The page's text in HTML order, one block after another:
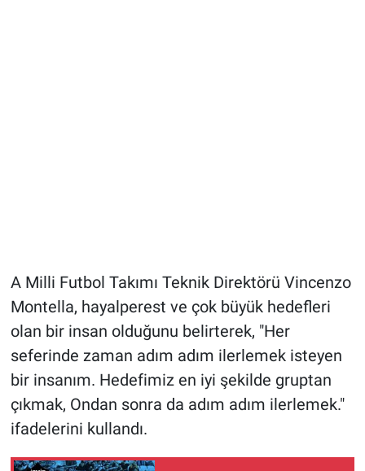
A Milli Futbol Takımı Teknik Direktörü Vincenzo
Montella, hayalperest ve çok büyük hedefleri
olan bir insan olduğunu belirterek, "Her
seferinde zaman adım adım ilerlemek isteyen
bir insanım. Hedefimiz en iyi şekilde gruptan
çıkmak, Ondan sonra da adım adım ilerlemek."
ifadelerini kullandı.